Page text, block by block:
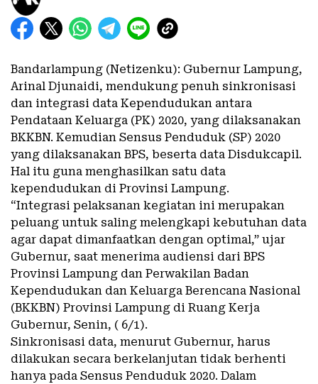
Bandarlampung (Netizenku): Gubernur Lampung,
Arinal Djunaidi, mendukung penuh sinkronisasi
dan integrasi data Kependudukan antara
Pendataan Keluarga (PK) 2020, yang dilaksanakan
BKKBN. Kemudian Sensus Penduduk (SP) 2020
yang dilaksanakan BPS, beserta data Disdukcapil.
Hal itu guna menghasilkan satu data
kependudukan di Provinsi Lampung.
“Integrasi pelaksanan kegiatan ini merupakan
peluang untuk saling melengkapi kebutuhan data
agar dapat dimanfaatkan dengan optimal,” ujar
Gubernur, saat menerima audiensi dari BPS
Provinsi Lampung dan Perwakilan Badan
Kependudukan dan Keluarga Berencana Nasional
(BKKBN) Provinsi Lampung di Ruang Kerja
Gubernur, Senin, ( 6/1).
Sinkronisasi data, menurut Gubernur, harus
dilakukan secara berkelanjutan tidak berhenti
hanya pada Sensus Penduduk 2020. Dalam